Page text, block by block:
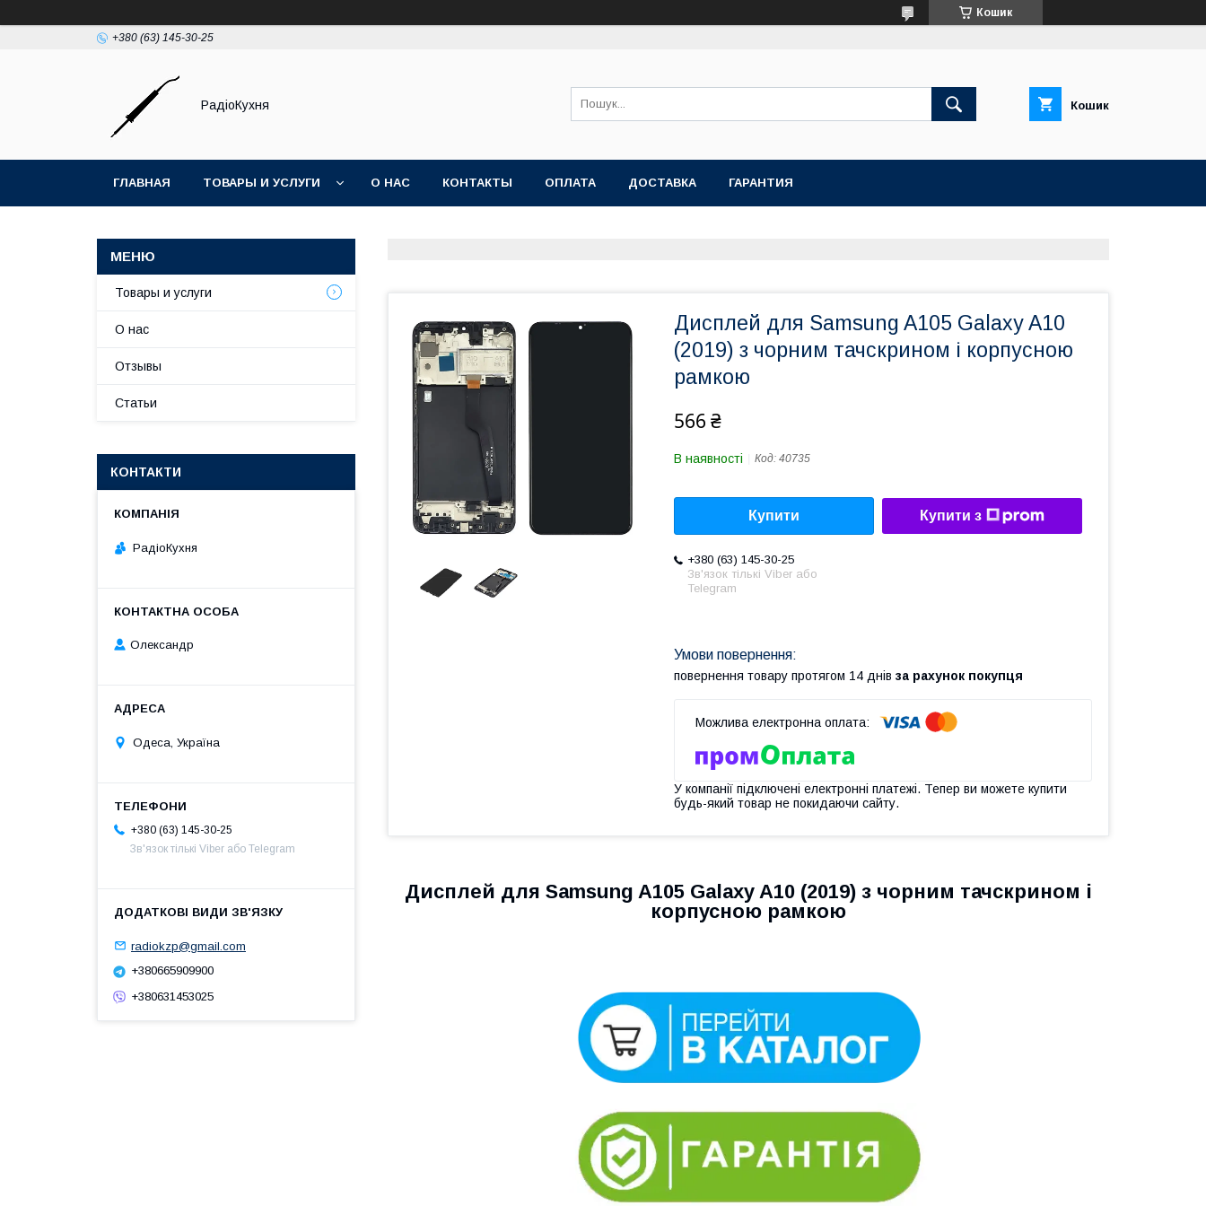
Кошик
+380 (63) 145-30-25
РадіоКухня Кошик
ГЛАВНАЯ ТОВАРЫ И УСЛУГИ О НАС КОНТАКТЫ ОПЛАТА ДОСТАВКА ГАРАНТИЯ
Дисплей для Samsung A105 Galaxy A10
(2019) з чорним тачскрином і корпусною
рамкою
566 ₴
В наявності Код: 40735
Купити Купити з
+380 (63) 145-30-25
Зв'язок тількі Viber або
Telegram
повернення товару протягом 14 днів за рахунок покупця
У компанії підключені електронні платежі. Тепер ви можете купити
будь-який товар не покидаючи сайту.
Дисплей для Samsung A105 Galaxy A10 (2019) з чорним тачскрином і
корпусною рамкою
Товары и услуги
О нас
Отзывы
Статьи
КОНТАКТИ
РадіоКухня
Олександр
Одеса, Україна
+380 (63) 145-30-25
Зв'язок тількі Viber або Telegram
radiokzp@gmail.com
+380665909900
+380631453025